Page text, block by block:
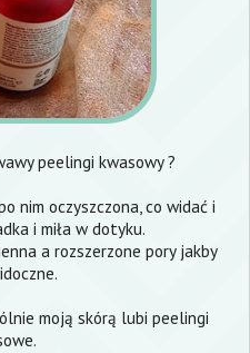
peelingi kwasowy ?
nim oczyszczona, co widać i
i miła w dotyku.
a rozszerzone pory jakby
moją skórą lubi peelingi